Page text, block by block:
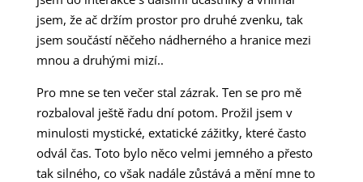
jsem, že ač držím prostor pro druhé zvenku, tak
jsem součástí něčeho nádherného a hranice mezi
mnou a druhými mizí..
Pro mne se ten večer stal zázrak. Ten se pro mě
rozbaloval ještě řadu dní potom. Prožil jsem v
minulosti mystické, extatické zážitky, které často
odvál čas. Toto bylo něco velmi jemného a přesto
tak silného, co však nadále zůstává a mění mne to